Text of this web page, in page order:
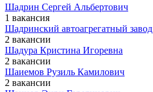
Шадрин Сергей Альбертович
1 вакансия
Шадринский автоагрегатный завод
2 вакансии
Шадура Кристина Игоревна
2 вакансии
Шаиемов Рузиль Камилович
2 вакансии